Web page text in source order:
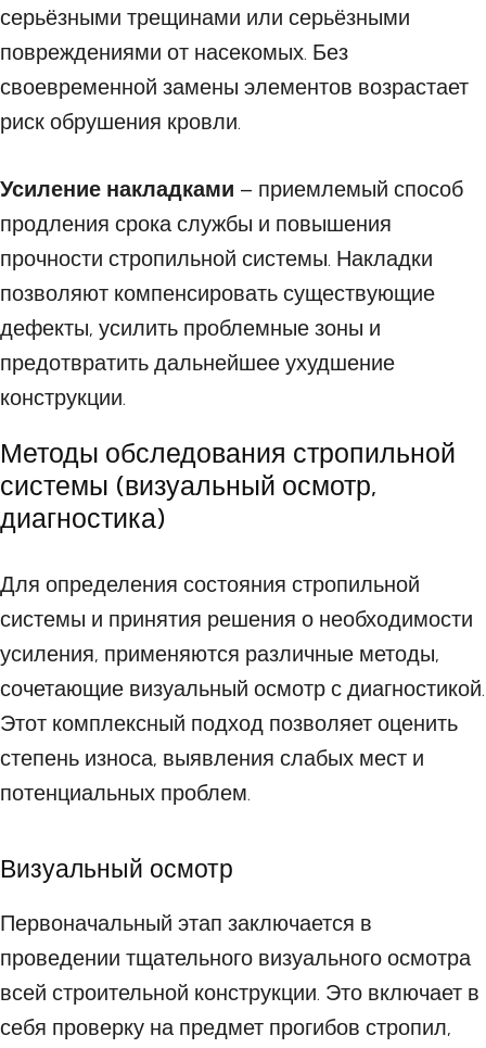
серьёзными трещинами или серьёзными
повреждениями от насекомых. Без
своевременной замены элементов возрастает
риск обрушения кровли.
Усиление накладками – приемлемый способ
продления срока службы и повышения
прочности стропильной системы. Накладки
позволяют компенсировать существующие
дефекты, усилить проблемные зоны и
предотвратить дальнейшее ухудшение
конструкции.
Методы обследования стропильной
системы (визуальный осмотр,
диагностика)
Для определения состояния стропильной
системы и принятия решения о необходимости
усиления, применяются различные методы,
сочетающие визуальный осмотр с диагностикой.
Этот комплексный подход позволяет оценить
степень износа, выявления слабых мест и
потенциальных проблем.
Визуальный осмотр
Первоначальный этап заключается в
проведении тщательного визуального осмотра
всей строительной конструкции. Это включает в
себя проверку на предмет прогибов стропил,